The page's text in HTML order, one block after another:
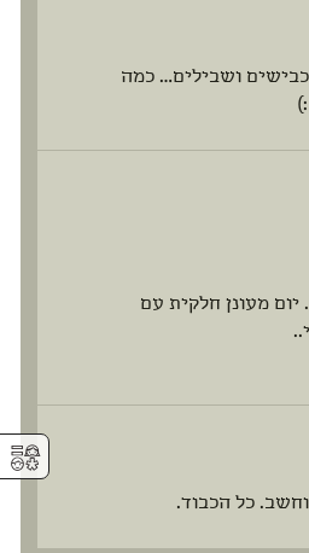
ושבילים… כמה
לגבי הטכניקה – צילום במצלמת 6×7. יום מעונן חלקית עם
כל הכבוד.
⚥︎